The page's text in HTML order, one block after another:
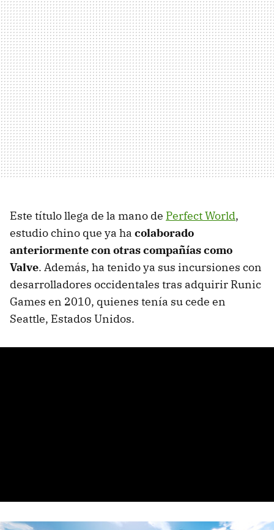
Este título llega de la mano de Perfect World,
estudio chino que ya ha colaborado
anteriormente con otras compañías como
Valve. Además, ha tenido ya sus incursiones con
desarrolladores occidentales tras adquirir Runic
Games en 2010, quienes tenía su cede en
Seattle, Estados Unidos.